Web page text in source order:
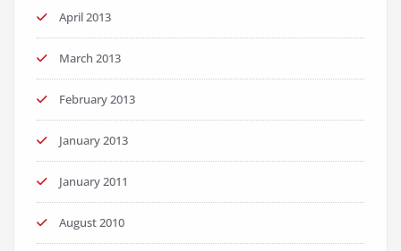
April 2013
March 2013
February 2013
January 2013
January 2011
August 2010